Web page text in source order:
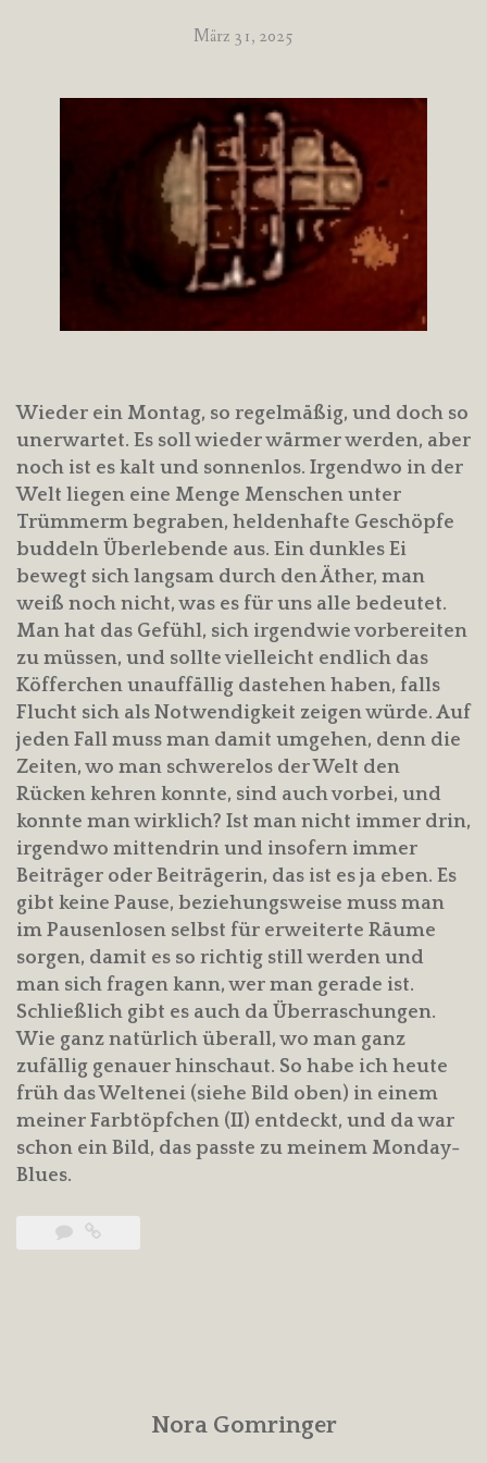
März 31, 2025
Wieder ein Montag, so regelmäßig, und doch so
unerwartet. Es soll wieder wärmer werden, aber
noch ist es kalt und sonnenlos. Irgendwo in der
Welt liegen eine Menge Menschen unter
Trümmerm begraben, heldenhafte Geschöpfe
buddeln Überlebende aus. Ein dunkles Ei
bewegt sich langsam durch den Äther, man
weiß noch nicht, was es für uns alle bedeutet.
Man hat das Gefühl, sich irgendwie vorbereiten
zu müssen, und sollte vielleicht endlich das
Köfferchen unauffällig dastehen haben, falls
Flucht sich als Notwendigkeit zeigen würde. Auf
jeden Fall muss man damit umgehen, denn die
Zeiten, wo man schwerelos der Welt den
Rücken kehren konnte, sind auch vorbei, und
konnte man wirklich? Ist man nicht immer drin,
irgendwo mittendrin und insofern immer
Beiträger oder Beiträgerin, das ist es ja eben. Es
gibt keine Pause, beziehungsweise muss man
im Pausenlosen selbst für erweiterte Räume
sorgen, damit es so richtig still werden und
man sich fragen kann, wer man gerade ist.
Schließlich gibt es auch da Überraschungen.
Wie ganz natürlich überall, wo man ganz
zufällig genauer hinschaut. So habe ich heute
früh das Weltenei (siehe Bild oben) in einem
meiner Farbtöpfchen (II) entdeckt, und da war
schon ein Bild, das passte zu meinem Monday-
Blues.
Nora Gomringer